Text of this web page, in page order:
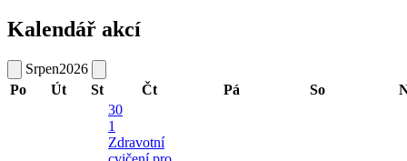
Kalendář akcí
Srpen2026
Po
Út St Čt Pá So
30
1
Zdravotní